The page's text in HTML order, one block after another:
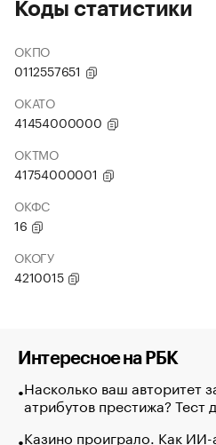
Коды статистики
ОКПО
0112557651
ОКАТО
41454000000
ОКТМО
41754000001
ОКФС
16
ОКОГУ
4210015
Интересное на РБК
Насколько ваш авторитет
атрибутов престижа? Тест
Казино проиграло. Как ИИ-